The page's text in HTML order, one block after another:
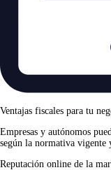
Ventajas fiscales para tu
Empresas y autónomos
según la normativa vigente
Reputación online de la